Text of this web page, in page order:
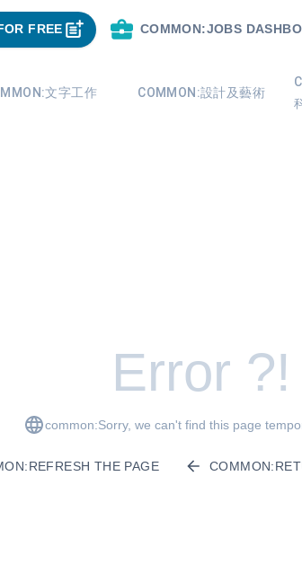
FREE COMMON:JOBS
文字工作 COMMON:設計及藝術
Error ?!
common:Sorry, we can't find this page
THE PAGE